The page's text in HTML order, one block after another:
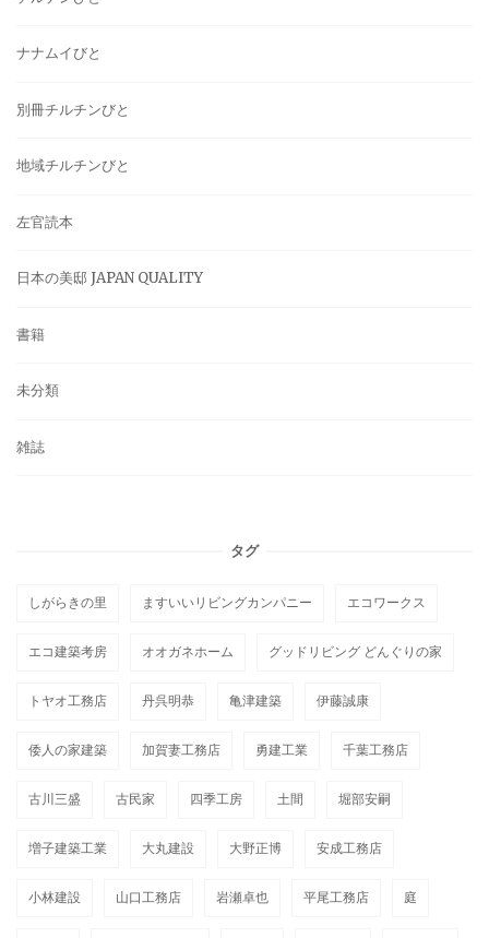
ナナムイびと
別冊チルチンびと
地域チルチンびと
左官読本
日本の美邸 JAPAN QUALITY
書籍
未分類
雑誌
タグ
しがらきの里 ますいいリビングカンパニー エコワークス
エコ建築考房 オオガネホーム グッドリビング どんぐりの家
トヤオ工務店 丹呉明恭 亀津建築 伊藤誠康
倭人の家建築 加賀妻工務店 勇建工業 千葉工務店
古川三盛 古民家 四季工房 土間 堀部安嗣
増子建築工業 大丸建設 大野正博 安成工務店
小林建設 山口工務店 岩瀬卓也 平尾工務店 庭